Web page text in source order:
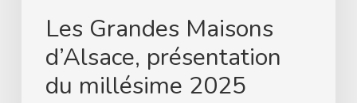
Les Grandes Maisons
d’Alsace, présentation
du millésime 2025